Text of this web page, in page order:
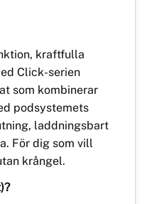
kraftfulla
Click-serien
som kombinerar
podsystemets
laddningsbart
För dig som vill
krångel.